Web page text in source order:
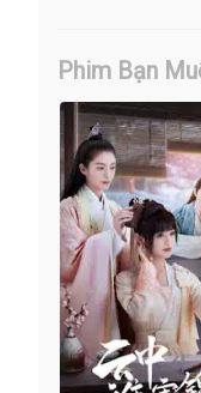
Phim Bạn